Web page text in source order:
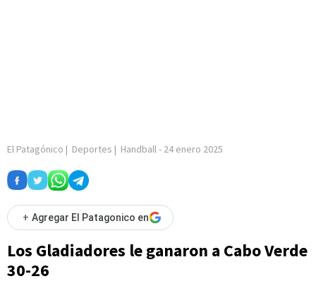
El Patagónico | Deportes | Handball- 24 enero 2025
+ Agregar El Patagonico en
Los Gladiadores le ganaron a Cabo Verde
30-26